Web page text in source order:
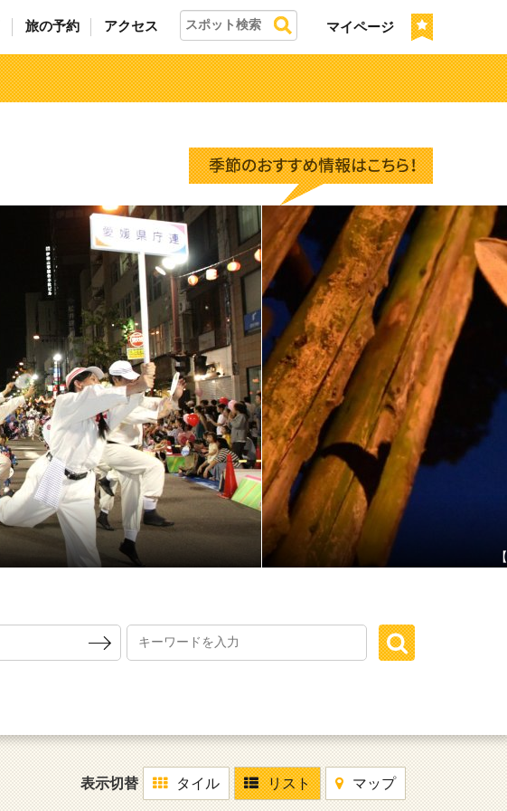
マイページ
旅の予約 アクセス
表示切替 タイル リスト マップ